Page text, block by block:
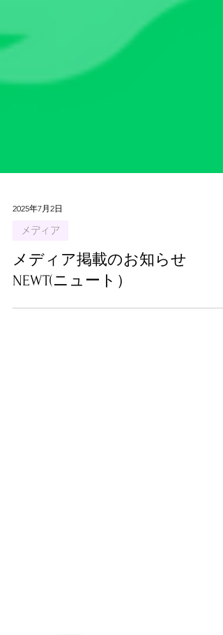
2025年7月2日
メディア
メディア掲載のお知らせ
NEWT(ニュート）